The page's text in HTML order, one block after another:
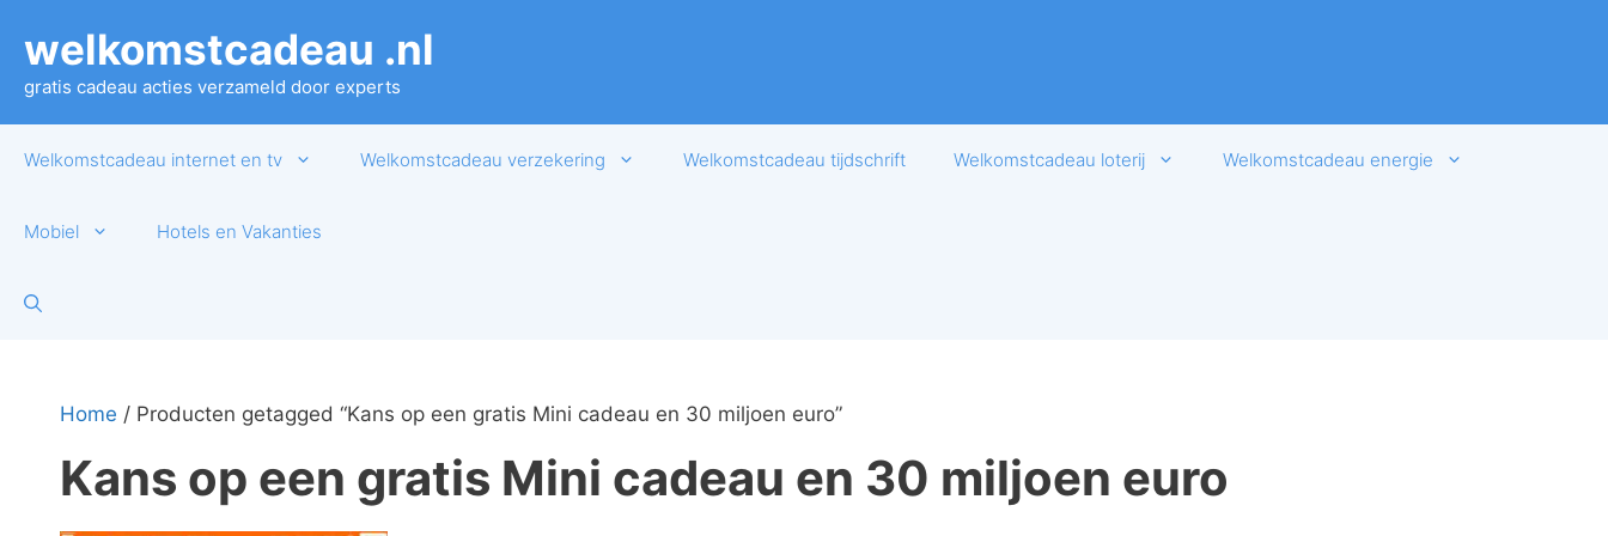
naar
inhoud
welkomstcadeau .nl
gratis cadeau acties verzameld door experts
Welkomstcadeau internet en tv Welkomstcadeau verzekering Welkomstcadeau tijdschrift Welkomstcadeau loterij Welkomstcadeau energie
Mobiel Hotels en Vakanties
Home / Producten getagged “Kans op een gratis Mini cadeau en 30 miljoen euro”
Kans op een gratis Mini cadeau en 30 miljoen euro